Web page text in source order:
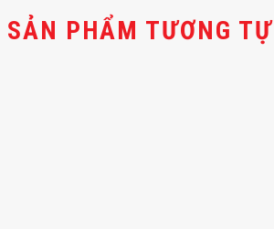
SẢN PHẨM TƯƠNG TỰ